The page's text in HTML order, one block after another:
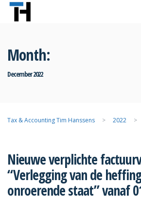
Month:
December 2022
> 2022 >
Nieuwe verplichte
“Verlegging van de
onroerende staat” vanaf